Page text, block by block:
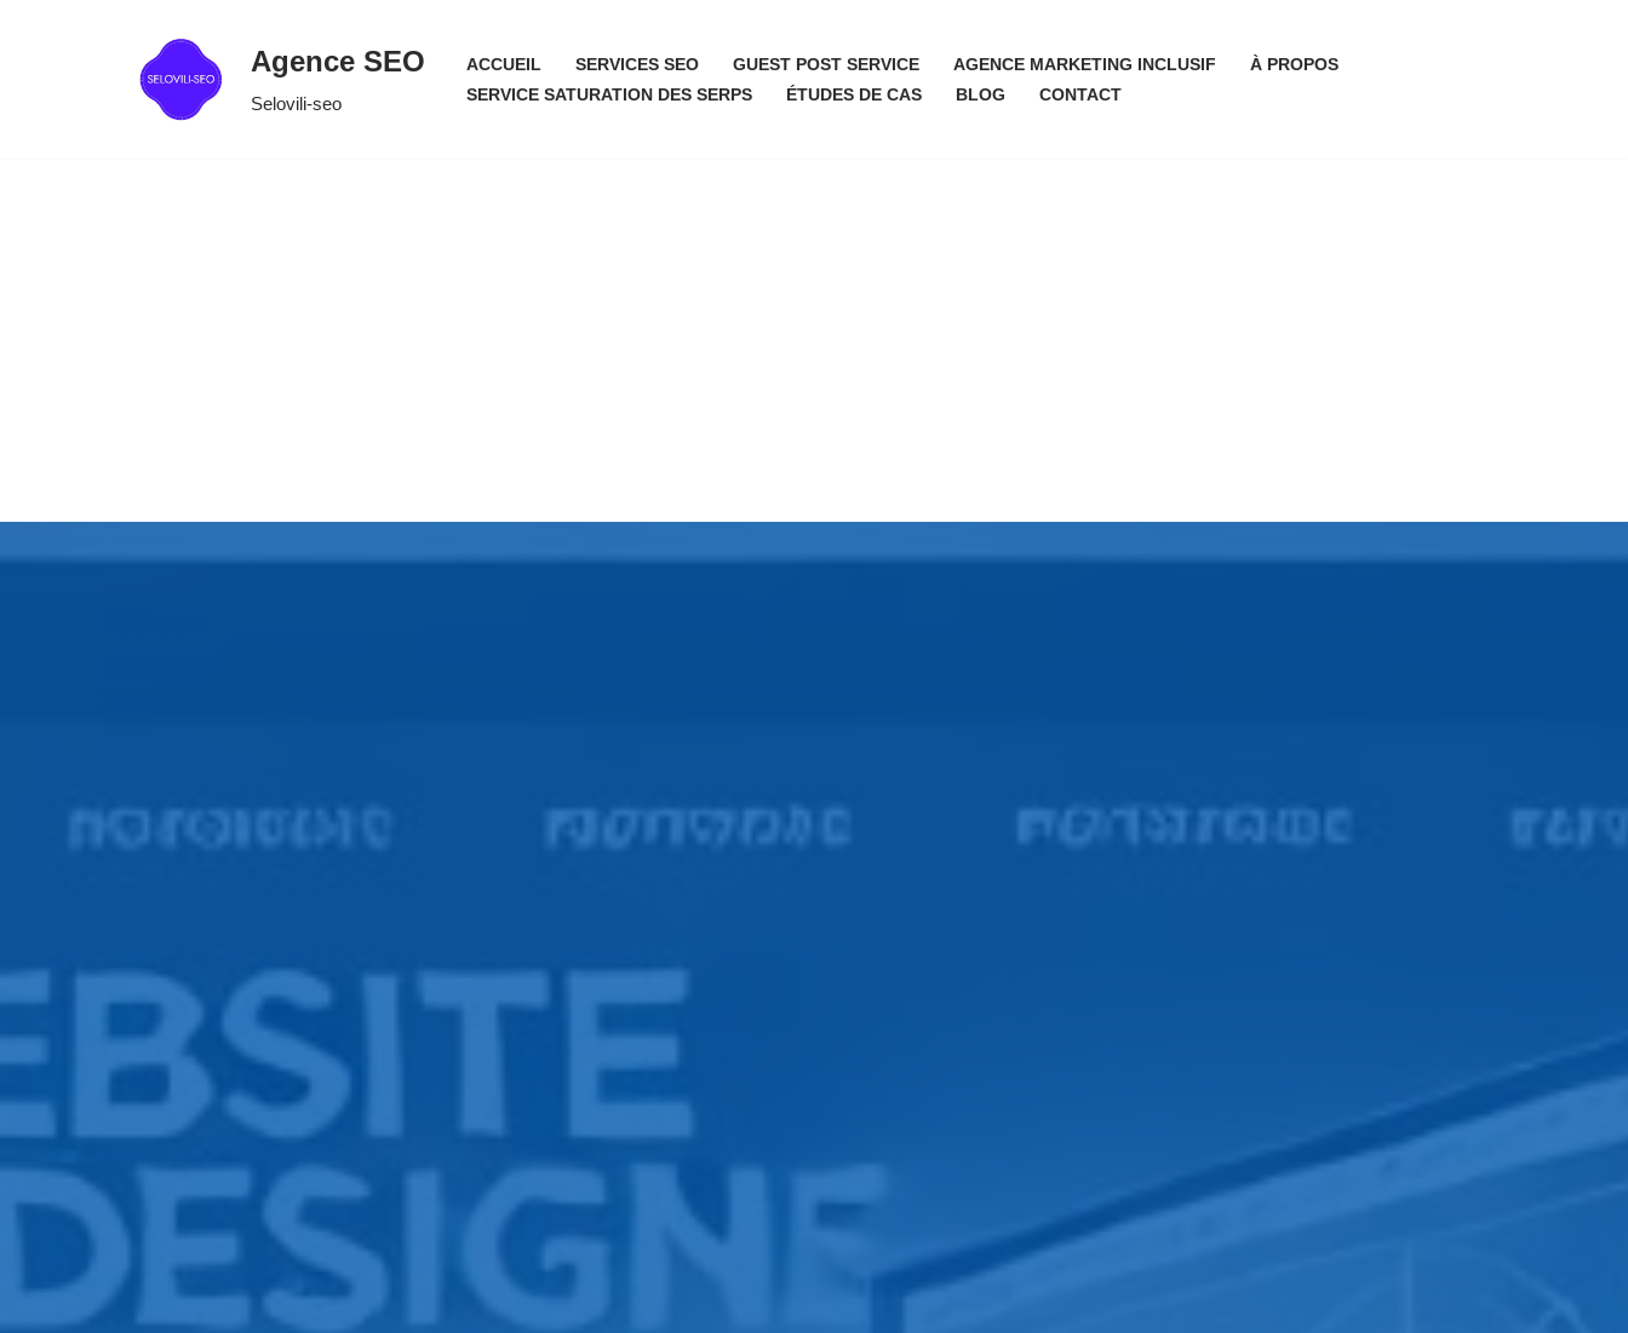
Agence SEO
Selovili-seo
ACCUEIL SERVICES SEO GUEST POST SERVICE AGENCE MARKETING INCLUSIF
À PROPOS
SERVICE SATURATION DES SERPS
ÉTUDES DE CAS BLOG CONTACT